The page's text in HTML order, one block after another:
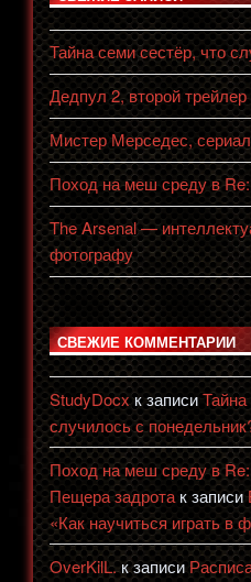
Тайна семи сестёр, что
Дедпул 2, второй трейлер
Мистер Мерседес, сериал
Поход на меш среду в
The Arsenal —
фотографу
СВЕЖИЕ КОММЕНТАРИИ
StudyDocxк записи
случилось с
Поход на меш среду в
Пещера задрота к записи
«Как научиться играть в
OverKilL.к записи